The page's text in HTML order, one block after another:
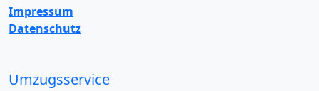
Impressum
Datenschutz
Umzugsservice